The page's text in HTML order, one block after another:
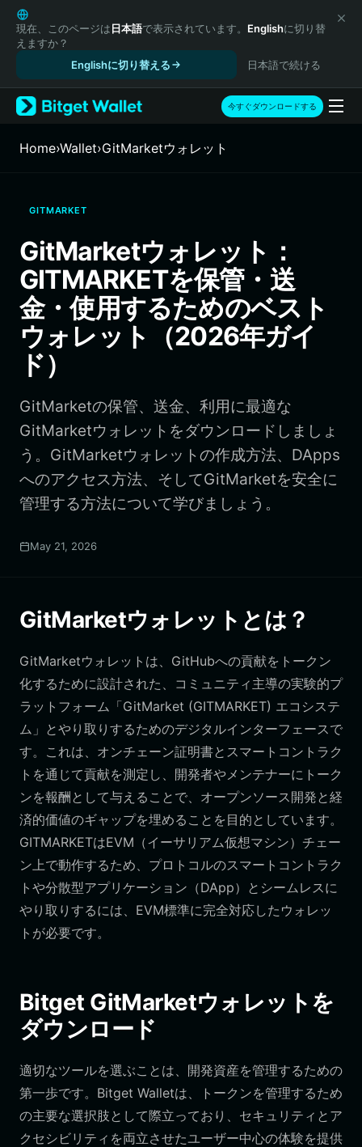
English
日本語
Tiếng Việt
Español (Latinoamérica)
Türkçe
Français
繁體中文
Bahasa Indonesia
ภาษาไทย
हिन्दी
Español
Português (Brasil)
Español (Argentina)
現在、このページは日本語で表示されています。 Englishに切り替
えますか？
Englishに切り替える
日本語で続ける
今すぐダウンロードする
Home›Wallet›GitMarketウォレット
GITMARKET
GitMarketウォレット：
GITMARKETを保管・送
金・使用するためのベスト
ウォレット（2026年ガイ
ド）
GitMarketの保管、送金、利用に最適な
GitMarketウォレットをダウンロードしましょ
う。GitMarketウォレットの作成方法、DApps
へのアクセス方法、そしてGitMarketを安全に
管理する方法について学びましょう。
May 21, 2026
GitMarketウォレットとは？
GitMarketウォレットは、GitHubへの貢献をトークン
化するために設計された、コミュニティ主導の実験的プ
ラットフォーム「GitMarket (GITMARKET) エコシステ
ム」とやり取りするためのデジタルインターフェースで
す。これは、オンチェーン証明書とスマートコントラク
トを通じて貢献を測定し、開発者やメンテナーにトーク
ンを報酬として与えることで、オープンソース開発と経
済的価値のギャップを埋めることを目的としています。
GITMARKETはEVM（イーサリアム仮想マシン）チェー
ン上で動作するため、プロトコルのスマートコントラク
トや分散型アプリケーション（DApp）とシームレスに
やり取りするには、EVM標準に完全対応したウォレッ
トが必要です。
Bitget GitMarketウォレットを
ダウンロード
適切なツールを選ぶことは、開発資産を管理するための
第一歩です。Bitget Walletは、トークンを管理するため
の主要な選択肢として際立っており、セキュリティとア
クセシビリティを両立させたユーザー中心の体験を提供